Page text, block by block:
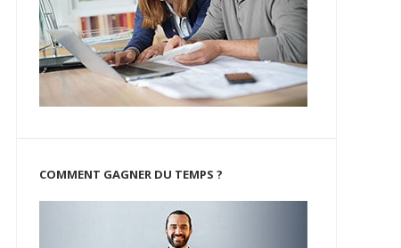
COMMENT GAGNER DU TEMPS ?